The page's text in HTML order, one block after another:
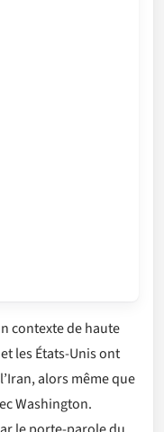
contexte de haute
les États-Unis ont
alors même que
Washington.